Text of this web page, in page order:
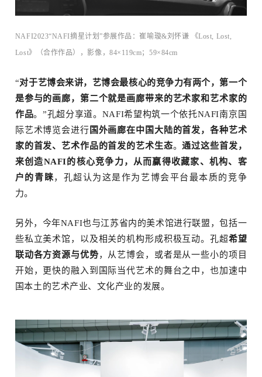
NAFI2023“NAFI摘星计划”参展作品：崔喻璇&刘怀谦 《Lost, Lost,
Lost》（合作作品），影像，84×119cm；59×84cm
“对于艺博会来讲，艺博会最核心的竞争力有两个，第一个
是参与的画廊，第二个就是画廊带来的艺术家和艺术家的
作品。”孔超分享道。NAFI希望构筑一个依托NAFI南京国
际艺术博览会进行 国外画廊在中国大陆的首发，各种艺术
家的首发、艺术作品的首发的艺术生态。通过这些首发，
来创造NAFI的核心竞争力，从而赢得收藏家、机构、客
户的青睐，孔超认为这是作为艺博会平台最本质的竞争
力。
另外，今年NAFI也与江苏省内的美术馆进行联盟，包括一
些私立美术馆，以及相关的机构形成积极互动。孔超希望
联动各方资源与优势，从艺博会，或者是从一些小的项目
开始，更快的融入到国际当代艺术的舞台之中，也加速中
国本土的艺术产业、文化产业的发展。